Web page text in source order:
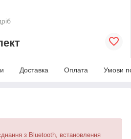
Доставка Оплата Умови
з Bluetooth, встановлення